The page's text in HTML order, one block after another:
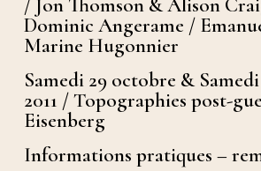
/ Jon Thomson & Alison
Dominic Angerame /
Marine Hugonnier
Samedi 29 octobre &
2011 / Topographies post-
Eisenberg
Informations pratiques –